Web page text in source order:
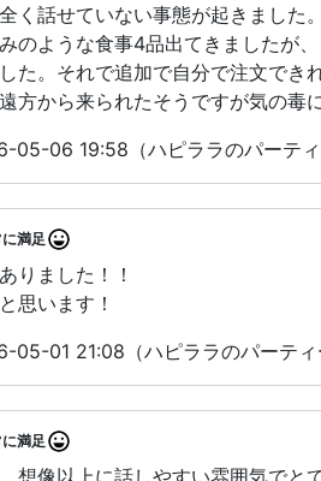
く話せていない事態が起きました。
のような食事4品出てきましたが
た。それで追加で自分で注文で
方から来られたそうですが気の毒
05-06 19:58（ハピララのパーティ
満足
りました！！
思います！
05-01 21:08（ハピララのパーティ
満足
想像以上に話しやすい雰囲気でと